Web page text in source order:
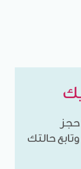
حالتك